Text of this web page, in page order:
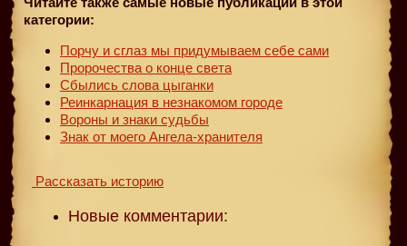
категории:
Порчу и сглаз мы придумываем себе сами
Пророчества о конце света
Сбылись слова цыганки
Реинкарнация в незнакомом городе
Вороны и знаки судьбы
Знак от моего Ангела-хранителя
Рассказать историю
Новые комментарии: